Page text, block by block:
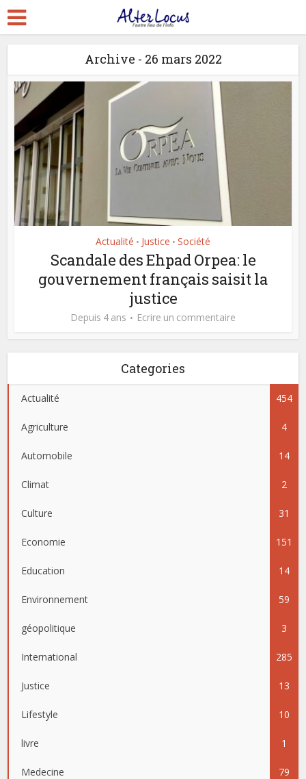
Archive - 26 mars 2022
Actualité • Justice • Société
Scandale des Ehpad Orpea: le
gouvernement français saisit la
justice
Depuis 4 ans Ecrire un commentaire
Categories
Actualité 454
Agriculture 4
Automobile 14
Climat 2
Culture 31
Economie 151
Education 14
Environnement 59
géopolitique 3
International 285
Justice 13
Lifestyle 10
livre 1
Medecine 79